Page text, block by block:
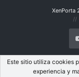
XenPorta
Este sitio utiliza cookies
experiencia y